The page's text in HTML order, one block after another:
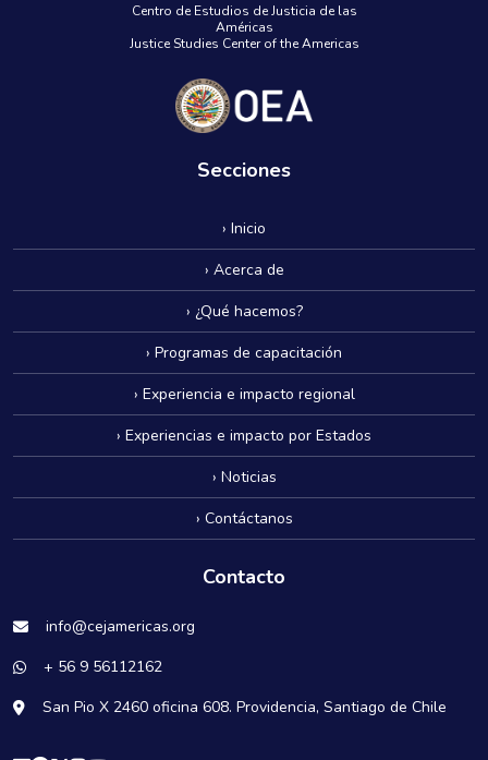
Centro de Estudios de Justicia de las
Américas
Justice Studies Center of the Americas
Secciones
› Inicio
› Acerca de
› ¿Qué hacemos?
› Programas de capacitación
› Experiencia e impacto regional
› Experiencias e impacto por Estados
› Noticias
› Contáctanos
Contacto
info@cejamericas.org
+ 56 9 56112162
San Pio X 2460 oficina 608. Providencia, Santiago de Chile